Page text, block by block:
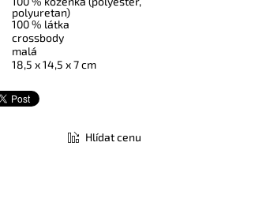
polyuretan)
100 % látka
crossbody
malá
18,5 x 14,5 x 7 cm
Hlídat cenu